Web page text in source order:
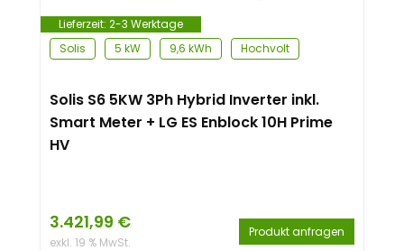
Lieferzeit: 2-3 Werktage
Solis
5 kW 9,6 kWh Hochvolt
Solis S6 5KW 3Ph Hybrid Inverter inkl.
Smart Meter + LG ES Enblock 10H Prime
HV
3.421,99 €
exkl. 19 % MwSt.
Produkt anfragen